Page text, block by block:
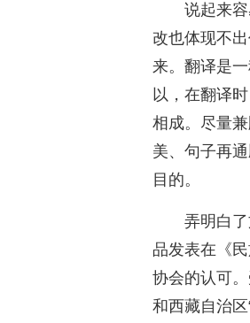
说起来
改也体现不
来。翻译是
以，在翻译时
相成。尽量
美、句子再
目的。
弄明白
品发表在《
协会的认可
和西藏自治